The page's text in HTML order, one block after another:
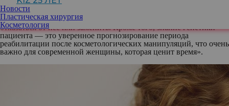
Новости
Пластическая хирургия
Косметология
косметологическую процедуру или комплекс процедур, может
уверенно давать рекомендации, назначать дополнительную
подготовку к процедуре или в некоторых случаях даже
отказаться от нее или заменить. Кроме того, знание генетики
пациента — это уверенное прогнозирование периода
реабилитации после косметологических манипуляций, что очень
важно для современной женщины, которая ценит время».